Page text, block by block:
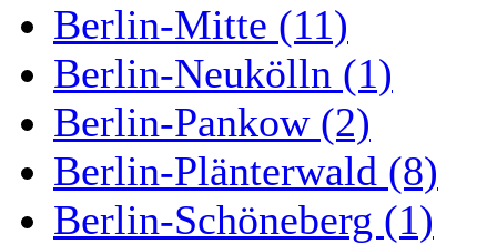
Berlin-Mitte (11)
Berlin-Neukölln (1)
Berlin-Pankow (2)
Berlin-Plänterwald (8)
Berlin-Schöneberg (1)